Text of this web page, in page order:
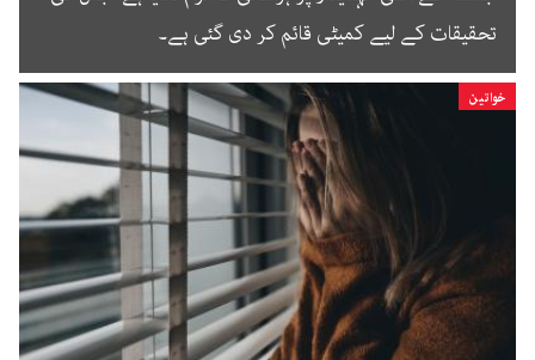
تحقیقات کے لیے کمیٹی قائم کر دی گئی ہے۔
خواتین